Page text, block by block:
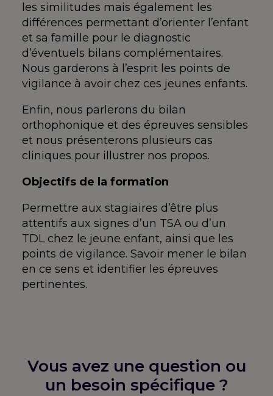
les similitudes mais également les
différences permettant d’orienter l’enfant
et sa famille pour le diagnostic
d’éventuels bilans complémentaires.
Nous garderons à l’esprit les points de
vigilance à avoir chez ces jeunes enfants.
Enfin, nous parlerons du bilan
orthophonique et des épreuves sensibles
et nous présenterons plusieurs cas
cliniques pour illustrer nos propos.
Objectifs de la formation
Permettre aux stagiaires d’être plus
attentifs aux signes d’un TSA ou d’un
TDL chez le jeune enfant, ainsi que les
points de vigilance. Savoir mener le bilan
en ce sens et identifier les épreuves
pertinentes.
Vous avez une question ou
un besoin spécifique ?